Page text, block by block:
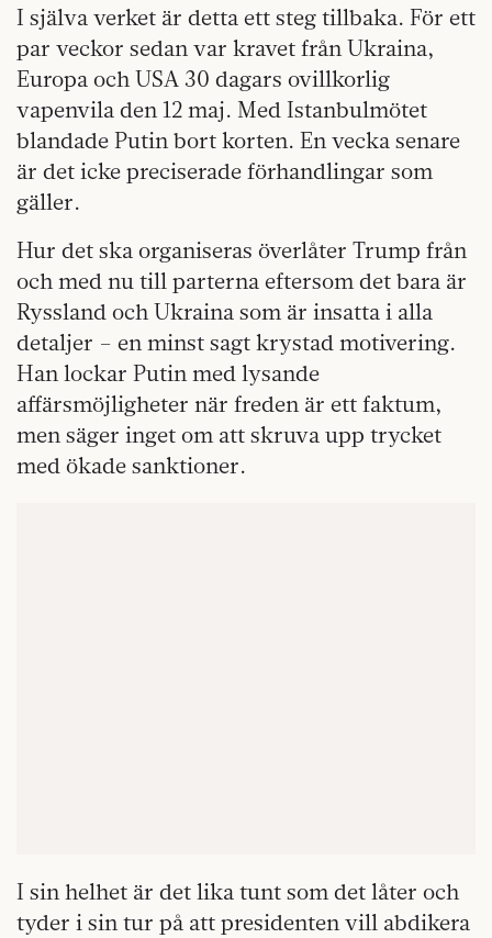
I själva verket är detta ett steg tillbaka. För ett
par veckor sedan var kravet från Ukraina,
Europa och USA 30 dagars ovillkorlig
vapenvila den 12 maj. Med Istanbulmötet
blandade Putin bort korten. En vecka senare
är det icke preciserade förhandlingar som
gäller.
Hur det ska organiseras överlåter Trump från
och med nu till parterna eftersom det bara är
Ryssland och Ukraina som är insatta i alla
detaljer – en minst sagt krystad motivering.
Han lockar Putin med lysande
affärsmöjligheter när freden är ett faktum,
men säger inget om att skruva upp trycket
med ökade sanktioner.
I sin helhet är det lika tunt som det låter och
tyder i sin tur på att presidenten vill abdikera